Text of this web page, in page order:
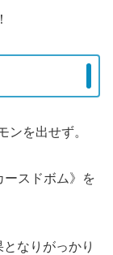
ンを出せず。
ースドボム》を
なりがっかり